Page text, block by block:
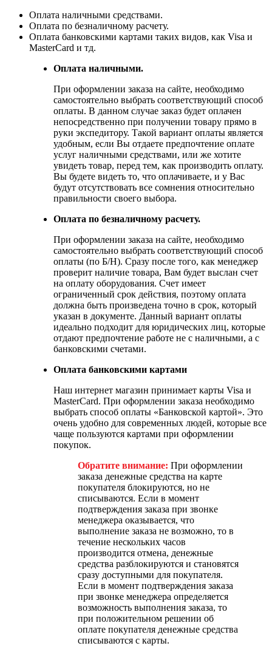
Оплата наличными средствами.
Оплата по безналичному расчету.
Оплата банковскими картами таких видов, как Visa и
MasterCard и тд.
Оплата наличными.
При оформлении заказа на сайте, необходимо
самостоятельно выбрать соответствующий способ
оплаты. В данном случае заказ будет оплачен
непосредственно при получении товару прямо в
руки экспедитору. Такой вариант оплаты является
удобным, если Вы отдаете предпочтение оплате
услуг наличными средствами, или же хотите
увидеть товар, перед тем, как производить оплату.
Вы будете видеть то, что оплачиваете, и у Вас
будут отсутствовать все сомнения относительно
правильности своего выбора.
Оплата по безналичному расчету.
При оформлении заказа на сайте, необходимо
самостоятельно выбрать соответствующий способ
оплаты (по Б/Н). Сразу после того, как менеджер
проверит наличие товара, Вам будет выслан счет
на оплату оборудования. Счет имеет
ограниченный срок действия, поэтому оплата
должна быть произведена точно в срок, который
указан в документе. Данный вариант оплаты
идеально подходит для юридических лиц, которые
отдают предпочтение работе не с наличными, а с
банковскими счетами.
Оплата банковскими картами
Наш интернет магазин принимает карты Visa и
MasterCard. При оформлении заказа необходимо
выбрать способ оплаты «Банковской картой». Это
очень удобно для современных людей, которые все
чаще пользуются картами при оформлении
покупок.
Обратите внимание: При оформлении
заказа денежные средства на карте
покупателя блокируются, но не
списываются. Если в момент
подтверждения заказа при звонке
менеджера оказывается, что
выполнение заказа не возможно, то в
течение нескольких часов
производится отмена, денежные
средства разблокируются и становятся
сразу доступными для покупателя.
Если в момент подтверждения заказа
при звонке менеджера определяется
возможность выполнения заказа, то
при положительном решении об
оплате покупателя денежные средства
списываются с карты.